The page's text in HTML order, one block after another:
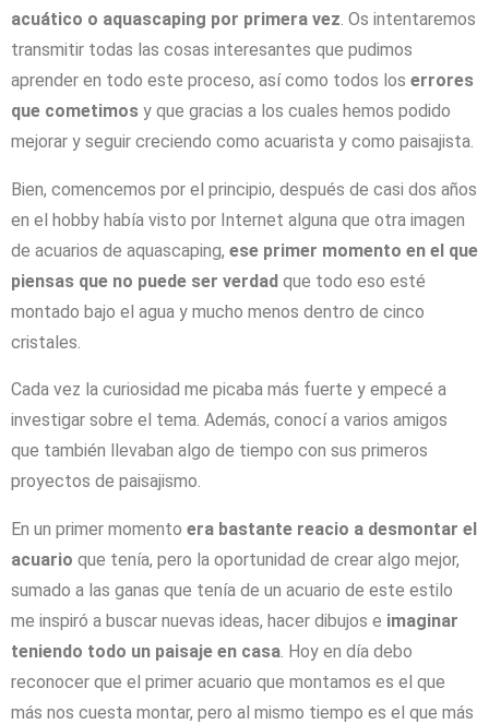
acuático o aquascaping por primera vez. Os intentaremos
transmitir todas las cosas interesantes que pudimos
aprender en todo este proceso, así como todos los errores
que cometimos y que gracias a los cuales hemos podido
mejorar y seguir creciendo como acuarista y como paisajista.
Bien, comencemos por el principio, después de casi dos años
en el hobby había visto por Internet alguna que otra imagen
de acuarios de aquascaping, ese primer momento en el que
piensas que no puede ser verdad que todo eso esté
montado bajo el agua y mucho menos dentro de cinco
cristales.
Cada vez la curiosidad me picaba más fuerte y empecé a
investigar sobre el tema. Además, conocí a varios amigos
que también llevaban algo de tiempo con sus primeros
proyectos de paisajismo.
En un primer momento era bastante reacio a desmontar el
acuario que tenía, pero la oportunidad de crear algo mejor,
sumado a las ganas que tenía de un acuario de este estilo
me inspiró a buscar nuevas ideas, hacer dibujos e imaginar
teniendo todo un paisaje en casa. Hoy en día debo
reconocer que el primer acuario que montamos es el que
más nos cuesta montar, pero al mismo tiempo es el que más